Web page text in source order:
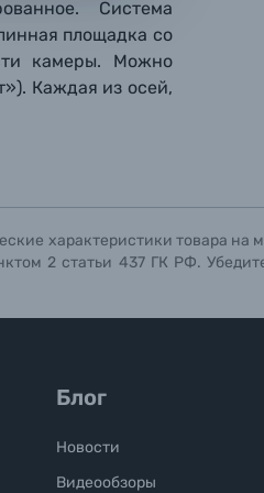
наобработку персональных данных.
наобработку персональных данных.
Система
площадка со
камеры. Можно
Каждая из осей,
характеристики товара
2 статьи 437 ГК РФ.
наобработку персональных данных.
Блог
Новости
Видеообзоры